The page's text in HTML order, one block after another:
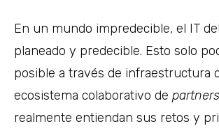
En un mundo impredecible, el IT
planeado y predecible. Esto solo
posible a través de infraestructura
ecosistema colaborativo de partners
realmente entiendan sus retos y